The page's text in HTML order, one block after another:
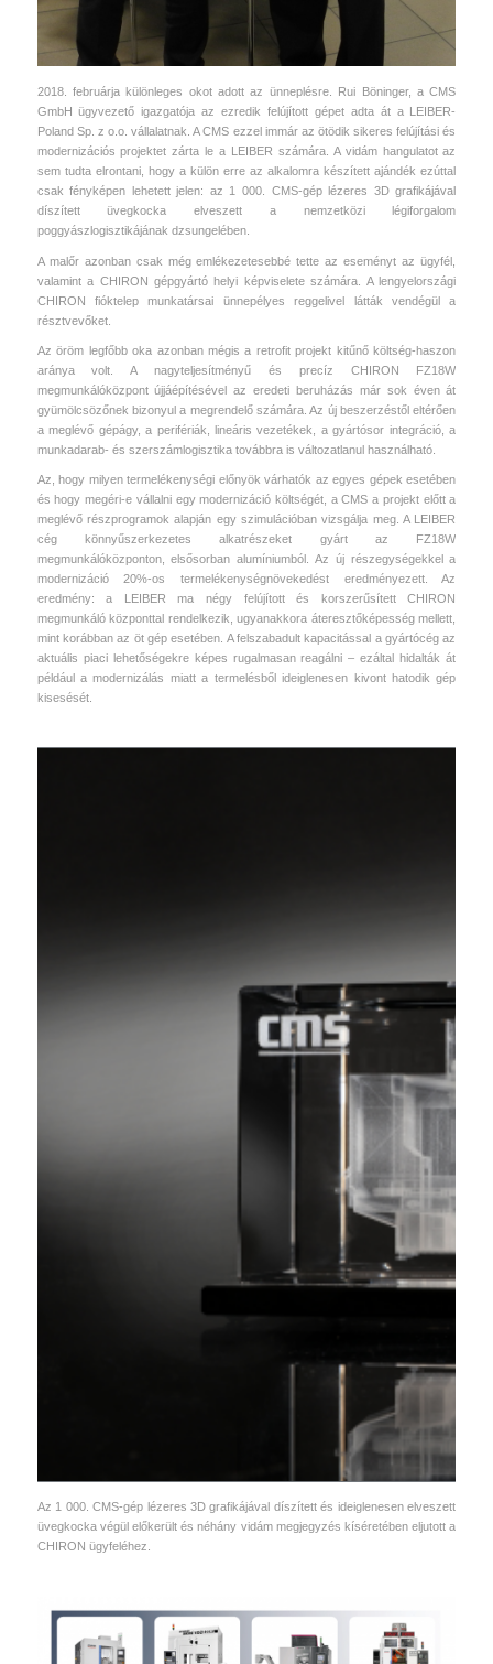
2018. februárja különleges okot adott az ünneplésre. Rui Böninger, a CMS
GmbH ügyvezető igazgatója az ezredik felújított gépet adta át a LEIBER-
Poland Sp. z o.o. vállalatnak. A CMS ezzel immár az ötödik sikeres felújítási és
modernizációs projektet zárta le a LEIBER számára. A vidám hangulatot az
sem tudta elrontani, hogy a külön erre az alkalomra készített ajándék ezúttal
csak fényképen lehetett jelen: az 1 000. CMS-gép lézeres 3D grafikájával
díszített üvegkocka elveszett a nemzetközi légiforgalom
poggyászlogisztikájának dzsungelében.
A malőr azonban csak még emlékezetesebbé tette az eseményt az ügyfél,
valamint a CHIRON gépgyártó helyi képviselete számára. A lengyelországi
CHIRON fióktelep munkatársai ünnepélyes reggelivel látták vendégül a
résztvevőket.
Az öröm legfőbb oka azonban mégis a retrofit projekt kitűnő költség-haszon
aránya volt. A nagyteljesítményű és precíz CHIRON FZ18W
megmunkálóközpont újjáépítésével az eredeti beruházás már sok éven át
gyümölcsözőnek bizonyul a megrendelő számára. Az új beszerzéstől eltérően
a meglévő gépágy, a perifériák, lineáris vezetékek, a gyártósor integráció, a
munkadarab- és szerszámlogisztika továbbra is változatlanul használható.
Az, hogy milyen termelékenységi előnyök várhatók az egyes gépek esetében
és hogy megéri-e vállalni egy modernizáció költségét, a CMS a projekt előtt a
meglévő részprogramok alapján egy szimulációban vizsgálja meg. A LEIBER
cég könnyűszerkezetes alkatrészeket gyárt az FZ18W
megmunkálóközponton, elsősorban alumíniumból. Az új részegységekkel a
modernizáció 20%-os termelékenységnövekedést eredményezett. Az
eredmény: a LEIBER ma négy felújított és korszerűsített CHIRON
megmunkáló központtal rendelkezik, ugyanakkora áteresztőképesség mellett,
mint korábban az öt gép esetében. A felszabadult kapacitással a gyártócég az
aktuális piaci lehetőségekre képes rugalmasan reagálni – ezáltal hidalták át
például a modernizálás miatt a termelésből ideiglenesen kivont hatodik gép
kisesését.
Az 1 000. CMS-gép lézeres 3D grafikájával díszített és ideiglenesen elveszett
üvegkocka végül előkerült és néhány vidám megjegyzés kíséretében eljutott a
CHIRON ügyfeléhez.